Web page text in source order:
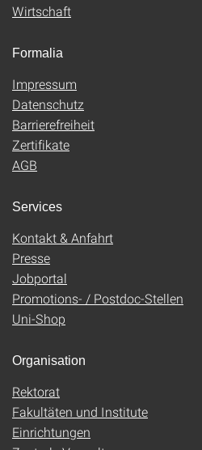
Wirtschaft
Formalia
Impressum
Datenschutz
Barrierefreiheit
Zertifikate
AGB
Services
Kontakt & Anfahrt
Presse
Jobportal
Promotions- / Postdoc-Stellen
Uni-Shop
Organisation
Rektorat
Fakultäten und Institute
Einrichtungen